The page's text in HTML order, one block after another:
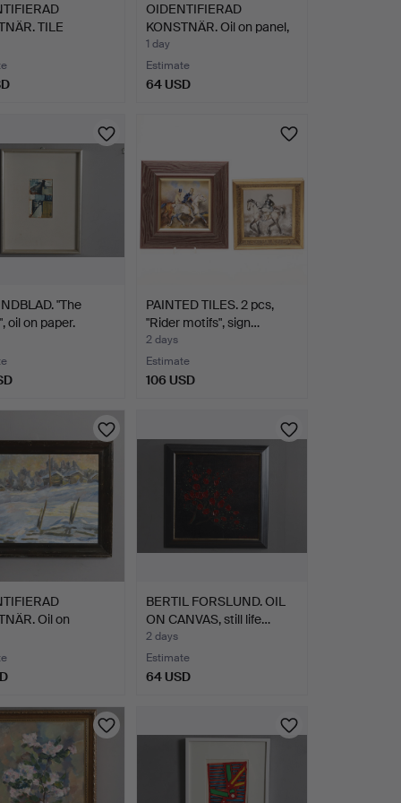
TILE
2 …
OIDENTIFIERAD
KONSTNÄR. Oil on panel,
"Por…
1 day
Estimate
64 USD
"The
oil on paper.
PAINTED TILES. 2 pcs,
"Rider motifs", sign…
2 days
Estimate
106 USD
Oil on
"Fä…
BERTIL FORSLUND. OIL
ON CANVAS, still life…
2 days
Estimate
64 USD